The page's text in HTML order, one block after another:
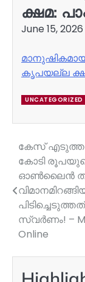
ക്ഷമ:
June 15, 2026
കൃപയല്ല
UNCATEGORIZED
Post
navigation
കേസ്
കോടി
ഓൺലൈൻ
സ്വർണം! –
Online